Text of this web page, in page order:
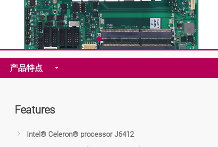
产品特点
Features
Intel® Celeron® processor J6412